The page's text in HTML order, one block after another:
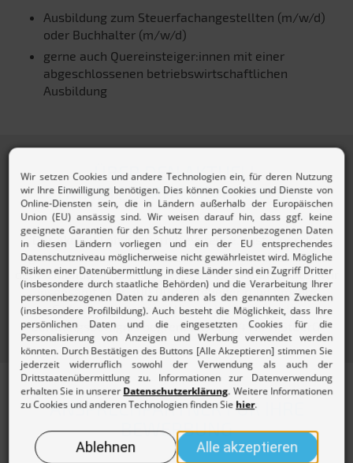
Ausbildung zum Steuerfachangestellten (m/w/d)
oder Buchhalter (m/w/d)
gerne auch Quereinsteiger:innen mit einer
abgeschlossenen betriebswirtschaftlichen
Ausbildung
ÜBER DEN AKTUELL
LOHNSTEUERHILFEVEREIN E.V.
Der Aktuell Lohnsteuerhilfeverein e.V. ist einer der
größten Lohnsteuerhilfevereine in Deutschland. Mit
deutschlandweit über 800 Beratungsstellen beraten wir
insgesamt über 300.000 Mitglieder rund um ihre
Einkommensteuererklärung im Rahmen der
Beratungsbefugnis begrenzt nach § 4 Nr. 11 StBerG.
ANSPRECHPARTNER FÜR IHRE
BEWERBUNG